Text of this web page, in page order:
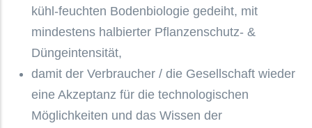
kühl-feuchten Bodenbiologie gedeiht, mit
mindestens halbierter Pflanzenschutz- &
Düngeintensität,
damit der Verbraucher / die Gesellschaft wieder
eine Akzeptanz für die technologischen
Möglichkeiten und das Wissen der